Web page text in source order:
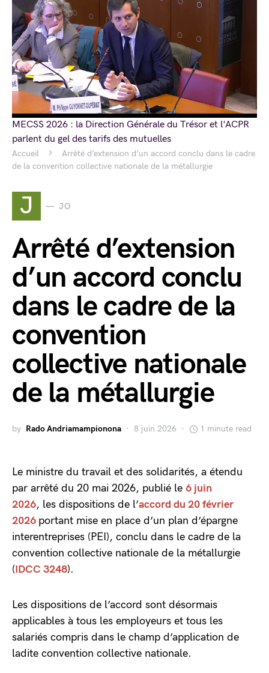
Accueil
Arrêté d’extension d’un accord conclu dans le cadre
de la convention collective nationale de la métallurgie
J JO
Arrêté d’extension
d’un accord conclu
dans le cadre de la
convention
collective nationale
de la métallurgie
by Rado Andriamampionona 8 juin 2026 1 minute read
Le ministre du travail et des solidarités, a étendu
par arrêté du 20 mai 2026, publié le 6 juin
2026, les dispositions de l’accord du 20 février
2026 portant mise en place d’un plan d’épargne
interentreprises (PEI), conclu dans le cadre de la
convention collective nationale de la métallurgie
(IDCC 3248).
Les dispositions de l’accord sont désormais
applicables à tous les employeurs et tous les
salariés compris dans le champ d’application de
ladite convention collective nationale.
MECSS 2026 : la Direction Générale du Trésor et l'ACPR
parlent du gel des tarifs des mutuelles